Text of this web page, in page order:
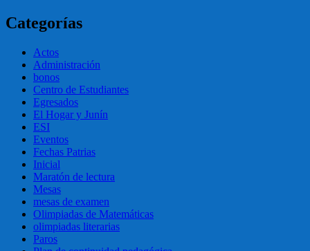
Categorías
Actos
Administración
bonos
Centro de Estudiantes
Egresados
El Hogar y Junín
ESI
Eventos
Fechas Patrias
Inicial
Maratón de lectura
Mesas
mesas de examen
Olimpiadas de Matemáticas
olimpiadas literarias
Paros